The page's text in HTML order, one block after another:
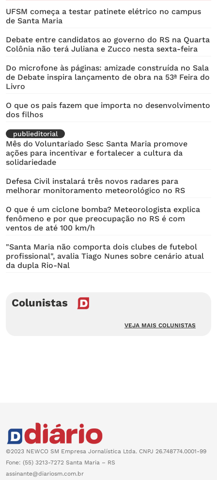
UFSM começa a testar patinete elétrico no campus
de Santa Maria
Debate entre candidatos ao governo do RS na Quarta
Colônia não terá Juliana e Zucco nesta sexta-feira
Do microfone às páginas: amizade construída no Sala
de Debate inspira lançamento de obra na 53ª Feira do
Livro
O que os pais fazem que importa no desenvolvimento
dos filhos
publieditorial
Mês do Voluntariado Sesc Santa Maria promove
ações para incentivar e fortalecer a cultura da
solidariedade
Defesa Civil instalará três novos radares para
melhorar monitoramento meteorológico no RS
O que é um ciclone bomba? Meteorologista explica
fenômeno e por que preocupação no RS é com
ventos de até 100 km/h
"Santa Maria não comporta dois clubes de futebol
profissional", avalia Tiago Nunes sobre cenário atual
da dupla Rio-Nal
Colunistas
VEJA MAIS COLUNISTAS
©2023 NEWCO SM Empresa Jornalística Ltda. CNPJ 26.748774.0001-99
Fone: (55) 3213-7272 Santa Maria – RS
assinante@diariosm.com.br